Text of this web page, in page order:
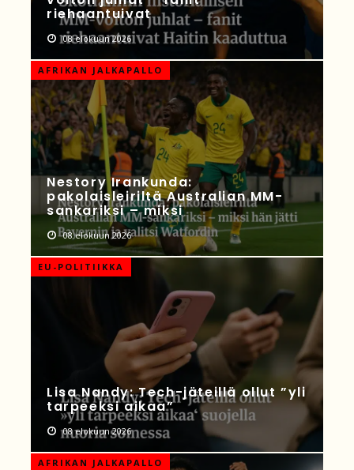
riehaantuivat
08 elokuun 2026
AFRIKAN JALKAPALLO
Nestory Irankunda:
pakolaisleiriltä Australian MM-
sankariksi – miksi
08 elokuun 2026
EU-POLITIIKKA
Lisa Nandy: Tech-jäteillä ollut ”yli
tarpeeksi aikaa”
08 elokuun 2026
AFRIKAN JALKAPALLO